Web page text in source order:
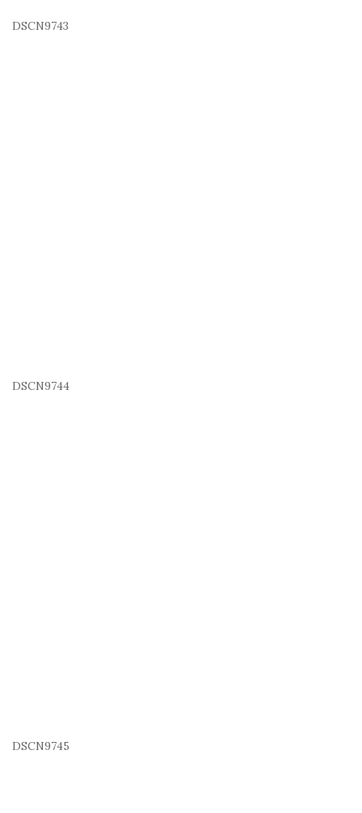
DSCN9743
DSCN9744
DSCN9745